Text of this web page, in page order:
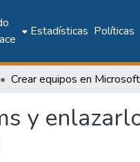
Estadísticas Políticas
y